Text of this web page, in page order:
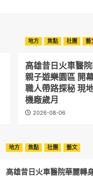
地方 焦點 社團 藝
高雄昔日火車醫
親子遊樂園區 開
職人帶路探秘 現
機廠歲月
2026-08-06
地方 焦點 社團 藝文
高雄昔日火車醫院華麗轉